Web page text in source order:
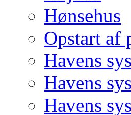
Hønsehus
Opstart af
Havens
Havens
Havens